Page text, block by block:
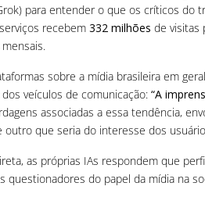
para entender o que os críticos do
recebem 332 milhões de visitas
sobre a mídia brasileira em
veículos de comunicação: “A
associadas a essa tendência,
que seria do interesse dos
as próprias IAs respondem que
do papel da mídia na